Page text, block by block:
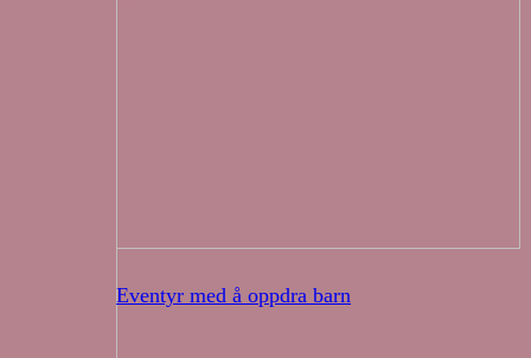
Eventyr med å oppdra barn